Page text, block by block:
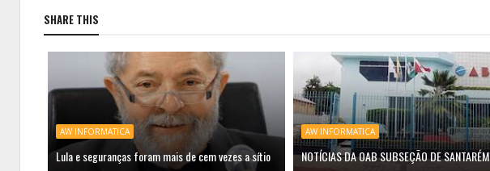
SHARE THIS
AW INFORMATICA
Lula e seguranças foram mais de cem vezes a sítio
AW INFORMATICA
NOTÍCIAS DA OAB SUBSEÇÃO DE SANTARÉM